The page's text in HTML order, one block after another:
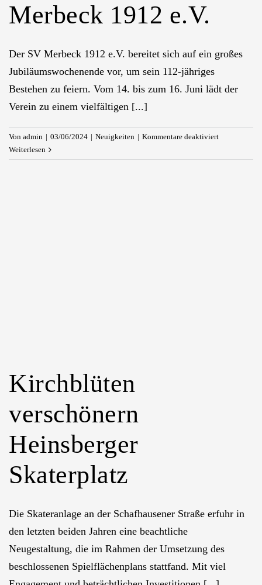
Merbeck 1912 e.V.
Der SV Merbeck 1912 e.V. bereitet sich auf ein großes
Jubiläumswochenende vor, um sein 112-jähriges
Bestehen zu feiern. Vom 14. bis zum 16. Juni lädt der
Verein zu einem vielfältigen [...]
Von admin | 03/06/2024 | Neuigkeiten | Kommentare deaktiviertfür
Jahre,
Weiterlesen
Kirchblüten
verschönern
Heinsberger
Skaterplatz
Die Skateranlage an der Schafhausener Straße erfuhr in
den letzten beiden Jahren eine beachtliche
Neugestaltung, die im Rahmen der Umsetzung des
beschlossenen Spielflächenplans stattfand. Mit viel